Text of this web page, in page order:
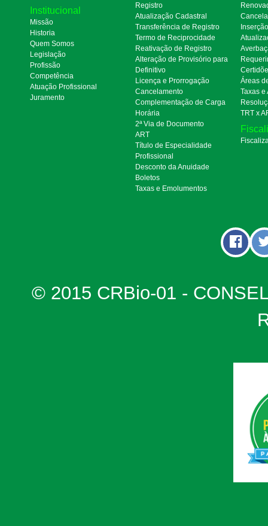
Institucional
Missão
Historia
Quem Somos
Legislação
Profissão
Competência
Atuação Profissional
Juramento
Registro
Atualização Cadastral
Transferência de Registro
Termo de Reciprocidade
Reativação de Registro
Alteração de Provisório para
Definitivo
Licença e Prorrogação
Cancelamento
Complementação de Carga
Horária
2ª Via de Documento
ART
Título de Especialidade
Profissional
Desconto da Anuidade
Boletos
Taxas e Emolumentos
Áreas
Taxas e
TRT x
© 2015 CRBio-01 -